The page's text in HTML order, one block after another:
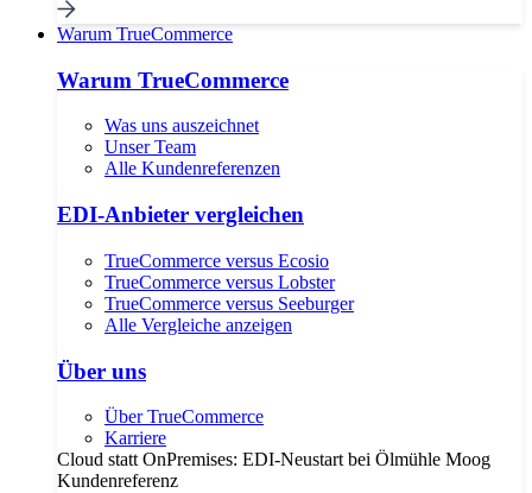
Warum TrueCommerce
Warum TrueCommerce
Was uns auszeichnet
Unser Team
Alle Kundenreferenzen
EDI-Anbieter vergleichen
TrueCommerce versus Ecosio
TrueCommerce versus Lobster
TrueCommerce versus Seeburger
Alle Vergleiche anzeigen
Über uns
Über TrueCommerce
Karriere
Cloud statt OnPremises: EDI-Neustart bei Ölmühle Moog
Kundenreferenz